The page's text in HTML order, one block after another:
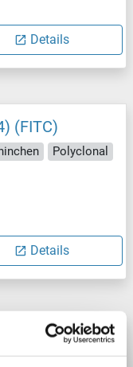
Details
(FITC)
Polyclonal
Details
(Biotin)